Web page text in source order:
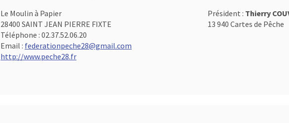
Le Moulin à Papier
28400 SAINT JEAN PIERRE FIXTE
Téléphone : 02.37.52.06.20
Email : federationpeche28@gmail.com
http://www.peche28.fr
Président : Thierry
13 940 Cartes de Pêche